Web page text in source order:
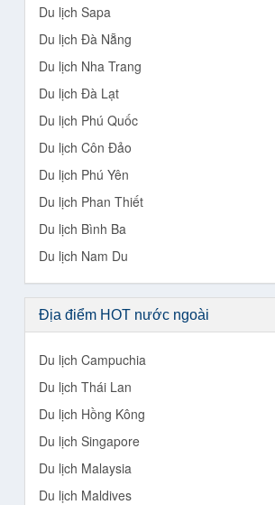
Du lịch Sapa
Du lịch Đà Nẵng
Du lịch Nha Trang
Du lịch Đà Lạt
Du lịch Phú Quốc
Du lịch Côn Đảo
Du lịch Phú Yên
Du lịch Phan Thiết
Du lịch Bình Ba
Du lịch Nam Du
Địa điểm HOT nước ngoài
Du lịch Campuchia
Du lịch Thái Lan
Du lịch Hồng Kông
Du lịch Singapore
Du lịch Malaysia
Du lịch Maldives